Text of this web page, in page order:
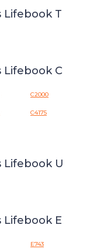
Lifebook T
Lifebook C
C2000
C4175
Lifebook U
Lifebook E
E743